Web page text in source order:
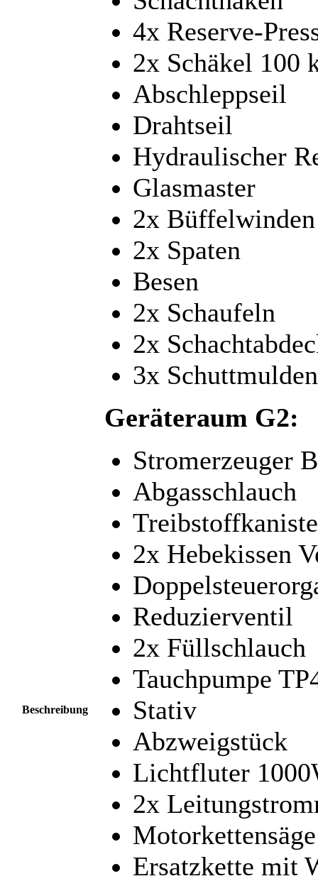
Beschreibung
4x Reserve-
2x Schäkel 100
Abschleppseil
Drahtseil
Hydraulischer
Glasmaster
2x Büffelwinden
2x Spaten
Besen
2x Schaufeln
2x
3x Schuttmulden
Geräteraum G2:
Stromerzeuger
Abgasschlauch
2x Hebekissen
Reduzierventil
2x Füllschlauch
Tauchpumpe
Stativ
Abzweigstück
Lichtfluter
2x
Motorkettensäge
Ersatzkette mit